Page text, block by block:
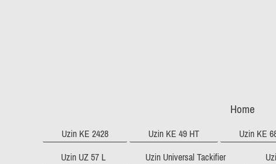
Home
Uzin KE 2428 Uzin KE 49 HT Uzin KE
Uzin UZ 57 L Uzin Universal Tackifier